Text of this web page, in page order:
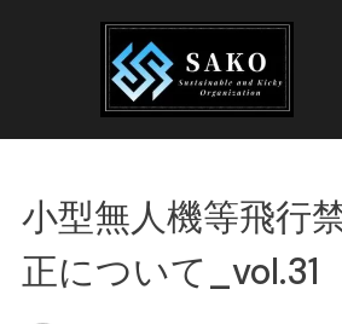
小型無人機等飛行
正について_vol.31